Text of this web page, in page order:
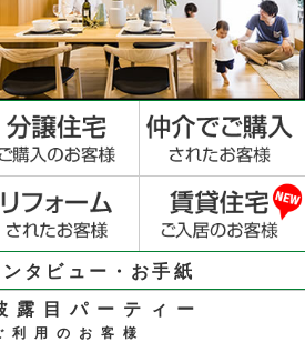
タビュー・お手紙
露目パーティー
利用のお客様